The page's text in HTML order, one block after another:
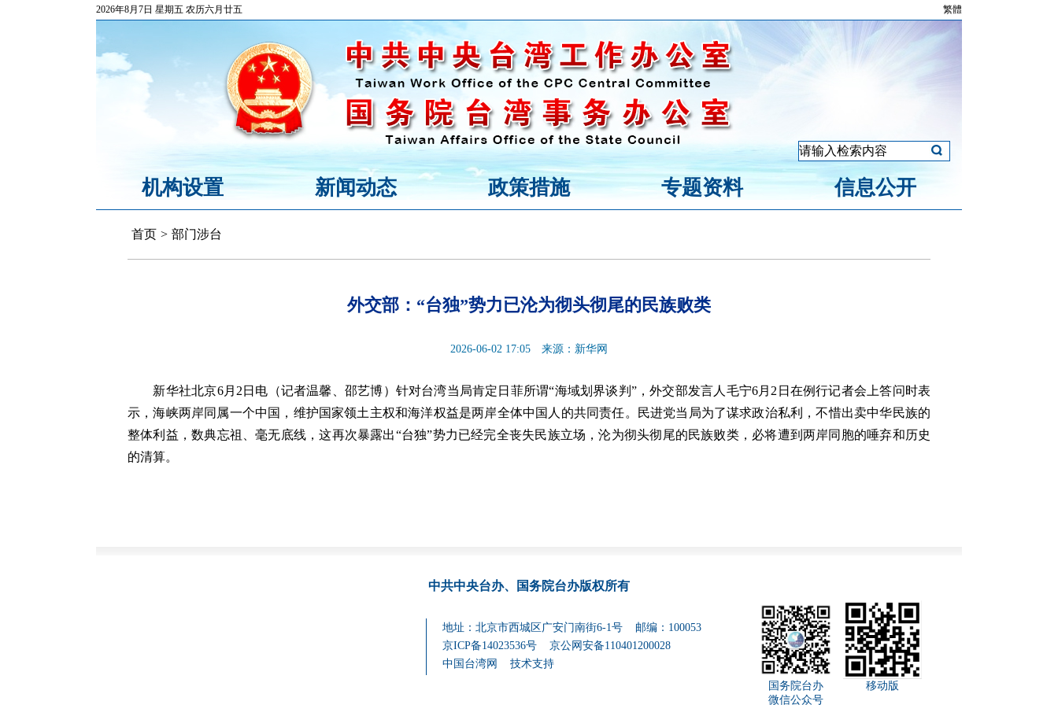
2026年8月7日 星期五 农历六月廿五 繁體
机构设置 新闻动态 政策措施 专题资料 信息公开
首页 > 部门涉台
外交部：“台独”势力已沦为彻头彻尾的民族败类
2026-06-02 17:05 来源：新华网
新华社北京6月2日电（记者温馨、邵艺博）针对台湾当局肯定日菲所谓“海域划界谈判”，外交部发言人毛宁6月2日在例行记者会上答问时表
示，海峡两岸同属一个中国，维护国家领土主权和海洋权益是两岸全体中国人的共同责任。民进党当局为了谋求政治私利，不惜出卖中华民族的
整体利益，数典忘祖、毫无底线，这再次暴露出“台独”势力已经完全丧失民族立场，沦为彻头彻尾的民族败类，必将遭到两岸同胞的唾弃和历史
的清算。
中共中央台办、国务院台办版权所有
地址：北京市西城区广安门南街6-1号 邮编：100053
京ICP备14023536号 京公网安备110401200028
中国台湾网
技术支持
国务院台办
微信公众号
移动版